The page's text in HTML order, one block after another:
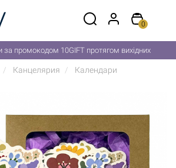
0
за промокодом 10GIFT протягом вихідних
Канцелярия Календари